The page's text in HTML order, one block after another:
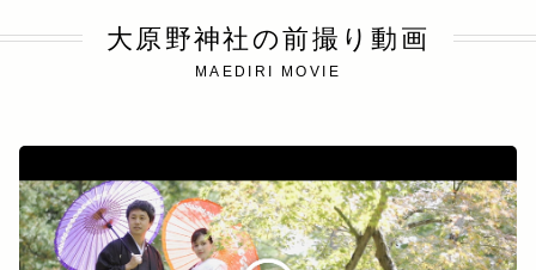
大原野神社の前撮り動画
MAEDIRI MOVIE